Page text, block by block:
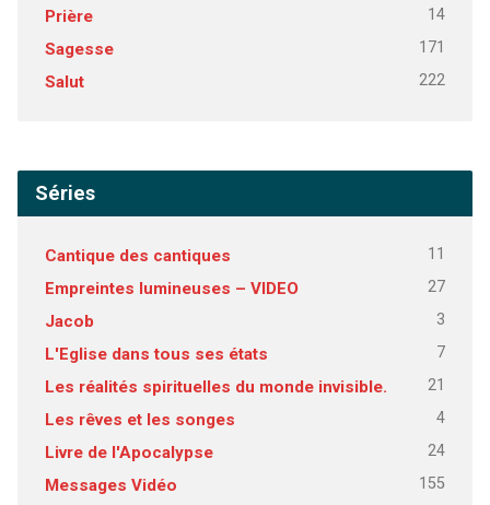
Prière 14
Sagesse 171
Salut 222
Séries
Cantique des cantiques 11
Empreintes lumineuses – VIDEO 27
Jacob 3
L'Eglise dans tous ses états 7
Les réalités spirituelles du monde invisible. 21
Les rêves et les songes 4
Livre de l'Apocalypse 24
Messages Vidéo 155